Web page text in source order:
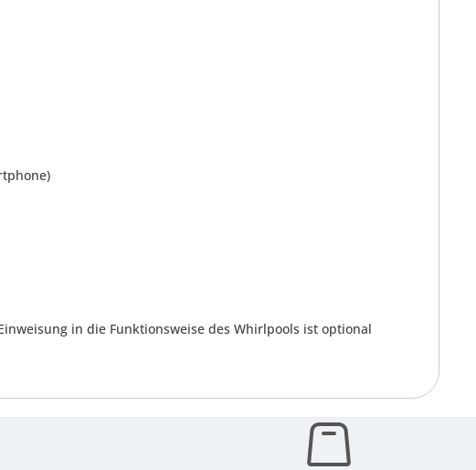
in die Funktionsweise des Whirlpools ist optional